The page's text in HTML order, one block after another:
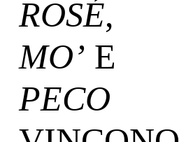
ROSÉ,
MO’ E
PECO